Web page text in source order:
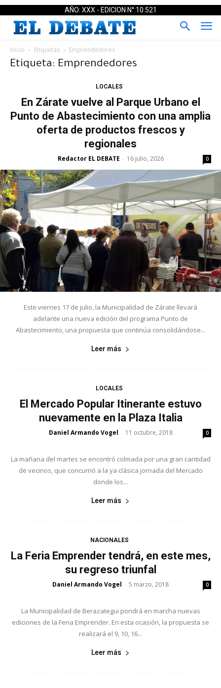
AÑO: XXX - EDICION N°:10.521
Inicio Etiquetas Emprendedores
Etiqueta: Emprendedores
LOCALES
En Zárate vuelve al Parque Urbano el
Punto de Abastecimiento con una amplia
oferta de productos frescos y
regionales
Redactor EL DEBATE - 16 julio, 2026 0
Este viernes 17 de julio, la Municipalidad de Zárate llevará
adelante una nueva edición del programa Punto de
Abastecimiento, una propuesta que continúa consolidándose...
Leer más
LOCALES
El Mercado Popular Itinerante estuvo
nuevamente en la Plaza Italia
Daniel Armando Vogel - 11 octubre, 2018 0
La mañana del martes se encontró colmada por una gran cantidad
de vecinos, que concurrió a la ya clásica jornada del Mercado
donde los...
Leer más
NACIONALES
La Feria Emprender tendrá, en este mes,
su regreso triunfal
Daniel Armando Vogel - 5 marzo, 2018 0
La Municipalidad de Berazategui pondrá en marcha nuevas
ediciones de la Feria Emprender. En esta ocasión, la propuesta se
realizará el 9, 10, 16...
Leer más